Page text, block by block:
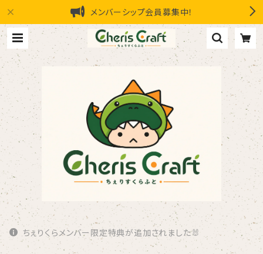
メンバーシップ会員募集中！
ちぇりくらメンバー限定特典が追加されました🐰